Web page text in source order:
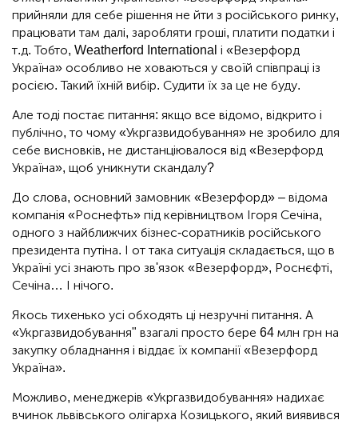
прийняли для себе рішення не йти з російського ринку,
працювати там далі, заробляти гроші, платити податки і
т.д. Тобто, Weatherford International і «Везерфорд
Україна» особливо не ховаються у своїй співпраці із
росією. Такий їхній вибір. Судити їх за це не буду.
Але тоді постає питання: якщо все відомо, відкрито і
публічно, то чому «Укргазвидобування» не зробило для
себе висновків, не дистанціювалося від «Везерфорд
Україна», щоб уникнути скандалу?
До слова, основний замовник «Везерфорд» – відома
компанія «Роснефть» під керівництвом Ігоря Сечіна,
одного з найближчих бізнес-соратників російського
президента путіна. І от така ситуація складається, що в
Україні усі знають про зв'язок «Везерфорд», Роснєфті,
Сечіна… І нічого.
Якось тихенько усі обходять ці незручні питання. А
«Укргазвидобування" взагалі просто бере 64 млн грн на
закупку обладнання і віддає їх компанії «Везерфорд
Україна».
Можливо, менеджерів «Укргазвидобування» надихає
вчинок львівського олігарха Козицького, який виявився